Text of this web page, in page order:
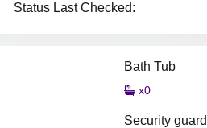
Status Last Checked:
Bath Tub
x0
Security guard